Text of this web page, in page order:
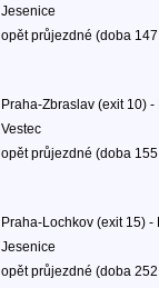
Jesenice
opět průjezdné (doba
Praha-Zbraslav (exit 10)
Vestec
opět průjezdné (doba
Praha-Lochkov (exit 15)
Jesenice
opět průjezdné (doba